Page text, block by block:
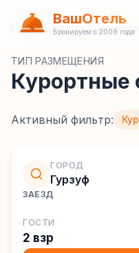
ВашОтель
Бронируем с 2009 года
Главная Гостиницы/Россия
ТИП РАЗМЕЩЕНИЯ
Курортные
Активный фильтр:
ГОРОД
Гурзуф
ЗАЕЗД
ГОСТИ
2 взр